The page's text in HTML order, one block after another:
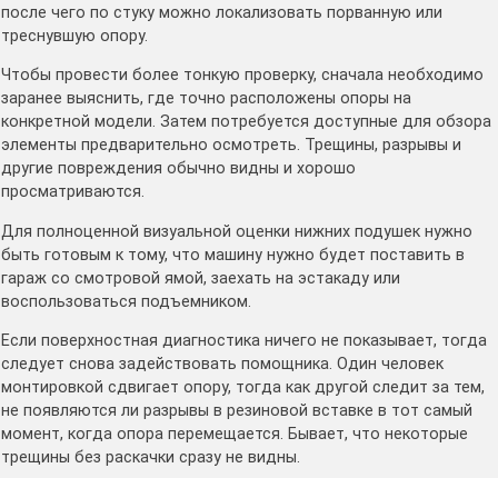
после чего по стуку можно локализовать порванную или
треснувшую опору.
Чтобы провести более тонкую проверку, сначала необходимо
заранее выяснить, где точно расположены опоры на
конкретной модели. Затем потребуется доступные для обзора
элементы предварительно осмотреть. Трещины, разрывы и
другие повреждения обычно видны и хорошо
просматриваются.
Для полноценной визуальной оценки нижних подушек нужно
быть готовым к тому, что машину нужно будет поставить в
гараж со смотровой ямой, заехать на эстакаду или
воспользоваться подъемником.
Если поверхностная диагностика ничего не показывает, тогда
следует снова задействовать помощника. Один человек
монтировкой сдвигает опору, тогда как другой следит за тем,
не появляются ли разрывы в резиновой вставке в тот самый
момент, когда опора перемещается. Бывает, что некоторые
трещины без раскачки сразу не видны.